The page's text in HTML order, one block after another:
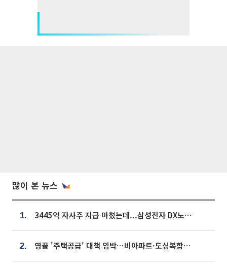
많이 본 뉴스
1. 3445억 자사주 지급 마쳤는데...삼성전자 DX노조, 뒤늦은 '떼쓰기 집회'
2. 영끌 '주택공급' 대책 임박⋯비아파트·도심복합까지 총동원